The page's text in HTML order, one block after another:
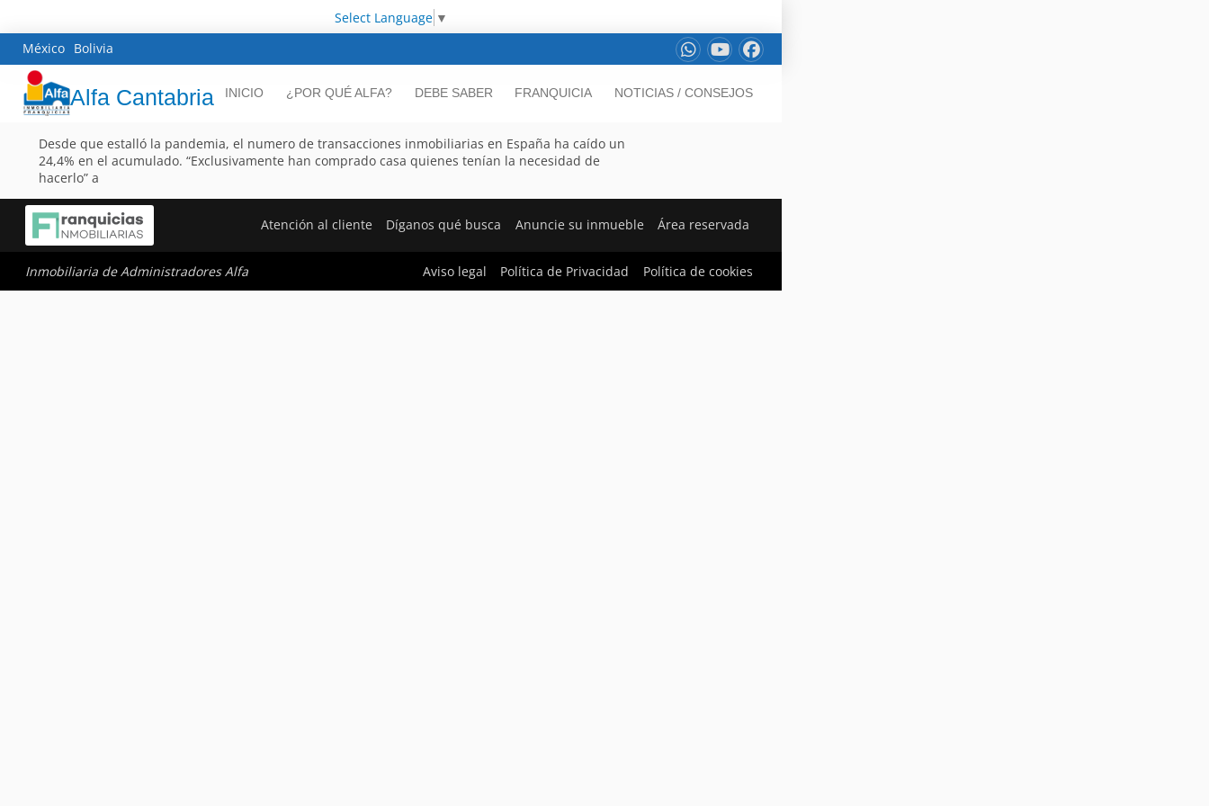
Select Language ▼
México Bolivia
Alfa Cantabria INICIO ¿POR QUÉ ALFA? DEBE SABER FRANQUICIA NOTICIAS / CONSEJOS
Desde que estalló la pandemia, el numero de transacciones inmobiliarias en España ha caído un
24,4% en el acumulado. “Exclusivamente han comprado casa quienes tenían la necesidad de
hacerlo” a
Atención al cliente Díganos qué busca Anuncie su inmueble Área reservada
Inmobiliaria de Administradores Alfa Aviso legal Política de Privacidad Política de cookies